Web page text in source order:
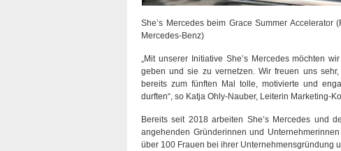
She’s Mercedes beim Grace Summer Accelerator
Mercedes-Benz)
„Mit unserer Initiative She’s Mercedes möchten
geben und sie zu vernetzen. Wir freuen uns
bereits zum fünften Mal tolle, motivierte und
durften“, so Katja Ohly-Nauber, Leiterin Marketing-
Bereits seit 2018 arbeiten She’s Mercedes und
angehenden Gründerinnen und
über 100 Frauen bei ihrer Unternehmensgründung